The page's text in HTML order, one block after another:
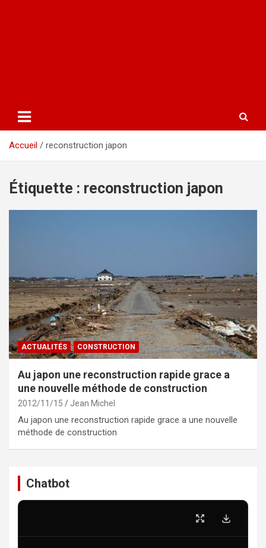
Accueil reconstruction japon
Étiquette : reconstruction japon
ACTUALITÉS CONSTRUCTION
Au japon une reconstruction rapide grace a
une nouvelle méthode de construction
2012/11/15 Jean Michel
Au japon une reconstruction rapide grace a une nouvelle
méthode de construction
Chatbot